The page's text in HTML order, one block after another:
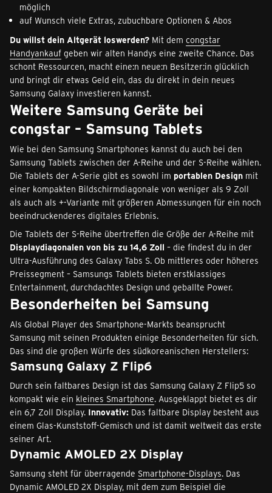
möglich
auf Wunsch viele Extras, zubuchbare Optionen & Abos
Du willst dein Altgerät loswerden? Mit dem congstar
Handyankauf geben wir alten Handys eine zweite Chance. Das
schont Ressourcen, macht eine:n neue:n Besitzer:in glücklich
und bringt dir etwas Geld ein, das du direkt in dein neues
Samsung Galaxy investieren kannst.
Weitere Samsung Geräte bei
congstar – Samsung Tablets
Wie bei den Samsung Smartphones kannst du auch bei den
Samsung Tablets zwischen der A-Reihe und der S-Reihe wählen.
Die Tablets der A-Serie gibt es sowohl im portablen Design mit
einer kompakten Bildschirmdiagonale von weniger als 9 Zoll
als auch als +-Variante mit größeren Abmessungen für ein noch
beeindruckenderes digitales Erlebnis.
Die Tablets der S-Reihe übertreffen die Größe der A-Reihe mit
Displaydiagonalen von bis zu 14,6 Zoll – die findest du in der
Ultra-Ausführung des Galaxy Tabs S. Ob mittleres oder höheres
Preissegment – Samsungs Tablets bieten erstklassiges
Entertainment, durchdachtes Design und geballte Power.
Besonderheiten bei Samsung
Als Global Player des Smartphone-Markts beansprucht
Samsung mit seinen Produkten einige Besonderheiten für sich.
Das sind die großen Würfe des südkoreanischen Herstellers:
Samsung Galaxy Z Flip6
Durch sein faltbares Design ist das Samsung Galaxy Z Flip5 so
kompakt wie ein kleines Smartphone. Ausgeklappt bietet es dir
ein 6,7 Zoll Display. Innovativ: Das faltbare Display besteht aus
einem Glas-Kunststoff-Gemisch und ist damit weltweit das erste
seiner Art.
Dynamic AMOLED 2X Display
Samsung steht für überragende Smartphone-Displays. Das
Dynamic AMOLED 2X Display, mit dem zum Beispiel die